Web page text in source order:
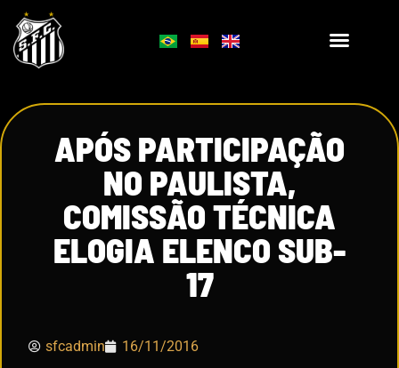
APÓS PARTICIPAÇÃO
NO PAULISTA,
COMISSÃO TÉCNICA
ELOGIA ELENCO SUB-
17
sfcadmin 16/11/2016